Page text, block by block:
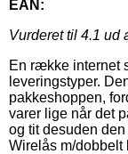
EAN:
Vurderet til 4.1 ud
En række internet
leveringstyper.
pakkeshoppen,
varer lige når det
og tit desuden
Wirelås m/dobbelt